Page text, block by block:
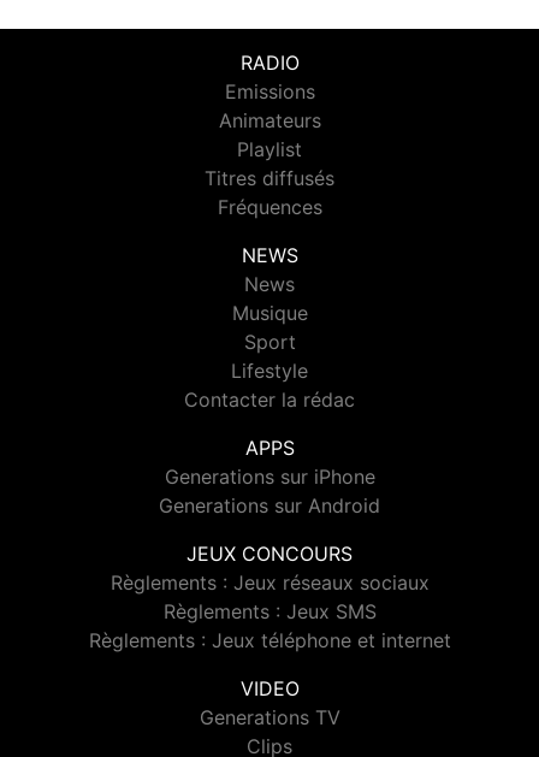
RADIO
Emissions
Animateurs
Playlist
Titres diffusés
Fréquences
NEWS
News
Musique
Sport
Lifestyle
Contacter la rédac
APPS
Generations sur iPhone
Generations sur Android
JEUX CONCOURS
Règlements : Jeux réseaux sociaux
Règlements : Jeux SMS
Règlements : Jeux téléphone et internet
VIDEO
Generations TV
Clips